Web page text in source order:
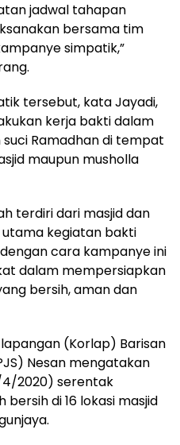
jadwal tahapan
bersama tim
simpatik,”
tersebut, kata Jayadi,
kerja bakti dalam
Ramadhan di tempat
maupun musholla
terdiri dari masjid dan
utama kegiatan bakti
cara kampanye ini
dalam mempersiapkan
bersih, aman dan
(Korlap) Barisan
Nesan mengatakan
4/2020) serentak
di 16 lokasi masjid